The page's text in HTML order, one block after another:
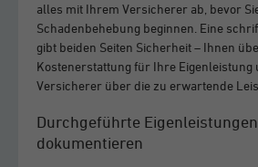
alles mit Ihrem Versicherer ab, bevor
Schadenbehebung beginnen. Eine
gibt beiden Seiten Sicherheit – Ihnen
Kostenerstattung für Ihre Eigenleistung
Versicherer über die zu erwartende
Durchgeführte
dokumentieren